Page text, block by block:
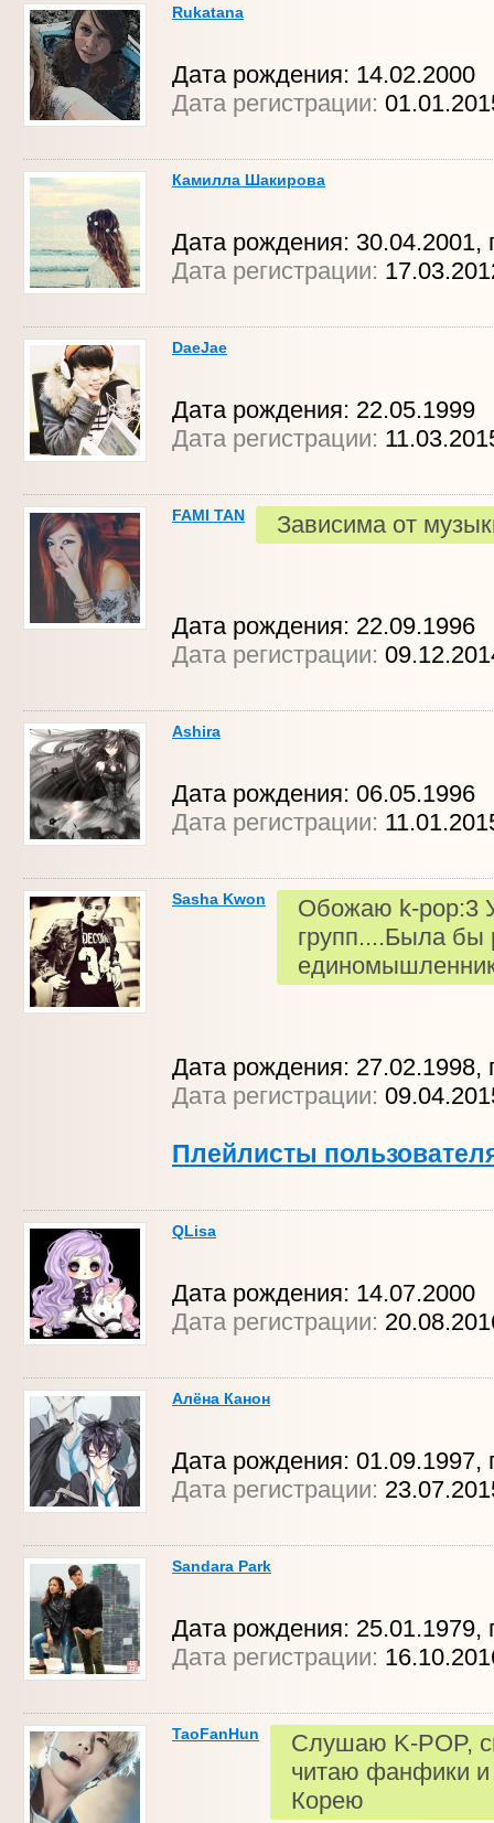
Rukatana
Дата рождения: 14.02.2000
Дата регистрации:
Камилла Шакирова
Дата рождения: 30.04.2001,
Дата регистрации:
DaeJae
Дата рождения: 22.05.1999
Дата регистрации:
FAMI TAN Зависима от
Дата рождения: 22.09.1996
Дата регистрации:
Ashira
Дата рождения: 06.05.1996
Дата регистрации:
Sasha Kwon
Обожаю k-pop:3
групп....Была бы
Дата рождения: 27.02.1998,
Дата регистрации:
Плейлисты
QLisa
Дата рождения: 14.07.2000
Дата регистрации:
Алёна Канон
Дата рождения: 01.09.1997,
Дата регистрации:
Sandara Park
Дата рождения: 25.01.1979,
Дата регистрации:
TaoFanHun
Слушаю K-POP,
читаю фанфики и
Корею